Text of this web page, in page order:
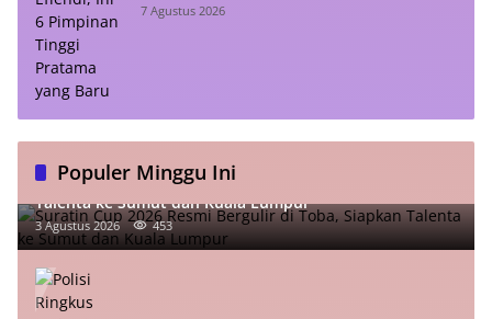
7 Agustus 2026
Populer Minggu Ini
Suratin Cup 2026 Resmi Bergulir di Toba, Siapkan
Talenta ke Sumut dan Kuala Lumpur
3 Agustus 2026 453